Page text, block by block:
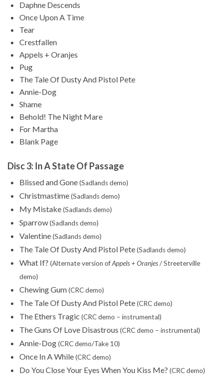
Daphne Descends
Once Upon A Time
Tear
Crestfallen
Appels + Oranjes
Pug
The Tale Of Dusty And Pistol Pete
Annie-Dog
Shame
Behold! The Night Mare
For Martha
Blank Page
Disc 3: In A State Of Passage
Blissed and Gone(Sadlands demo)
Christmastime(Sadlands demo)
My Mistake(Sadlands demo)
Sparrow(Sadlands demo)
Valentine(Sadlands demo)
The Tale Of Dusty And Pistol Pete(Sadlands demo)
What If? (Alternate version ofAppels + Oranjes/ Streeterville
demo)
Chewing Gum(CRC demo)
The Tale Of Dusty And Pistol Pete(CRC demo)
The Ethers Tragic (CRC demo – instrumental)
The Guns Of Love Disastrous (CRC demo – instrumental)
Annie-Dog(CRC demo/Take 10)
Once In A While(CRC demo)
Do You Close Your Eyes When You Kiss Me? (CRC demo)